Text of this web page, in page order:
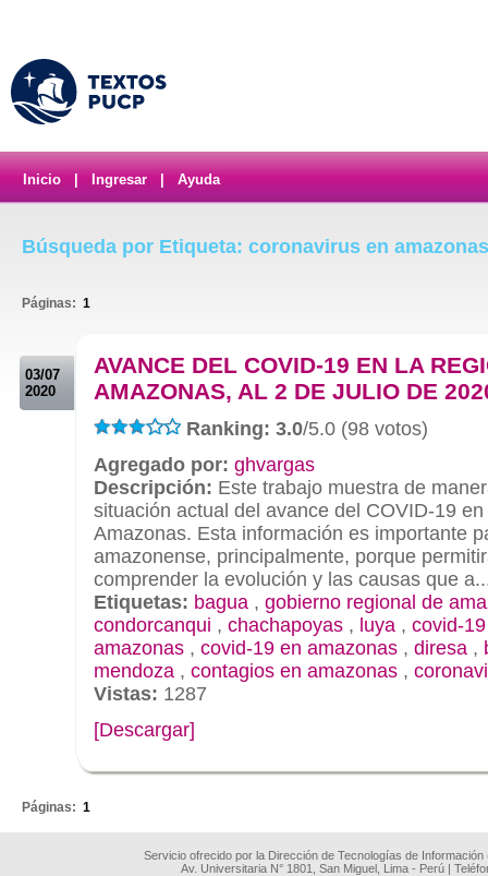
Inicio Ingresar Ayuda
Búsqueda por Etiqueta: coronavirus en amazonas
Páginas: 1
03/07
2020
AVANCE DEL COVID-19 EN LA
AMAZONAS, AL 2 DE JULIO DE
Ranking: 3.0/5.0 (98 votos)
Agregado por: ghvargas
Descripción: Este trabajo muestra de
situación actual del avance del COVID-19
Amazonas. Esta información es importante
amazonense, principalmente, porque
comprender la evolución y las causas que
Etiquetas: bagua , gobierno regional de
condorcanqui , chachapoyas , luya , covid-19
amazonas , covid-19 en amazonas , diresa ,
mendoza , contagios en amazonas ,
Vistas: 1287
[Descargar]
Páginas: 1
Servicio ofrecido por la Dirección de Tecnologías de
Av. Universitaria N° 1801, San Miguel, Lima - Perú |